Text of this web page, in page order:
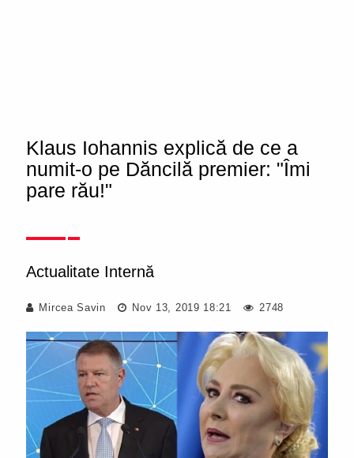
Klaus Iohannis explică de ce a
numit-o pe Dăncilă premier: "Îmi
pare rău!"
Actualitate Internă
Mircea Savin Nov 13, 2019 18:21 2748